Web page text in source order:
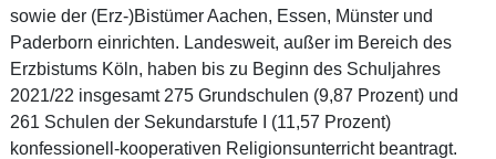
sowie der (Erz-)Bistümer Aachen, Essen, Münster und
Paderborn einrichten. Landesweit, außer im Bereich des
Erzbistums Köln, haben bis zu Beginn des Schuljahres
2021/22 insgesamt 275 Grundschulen (9,87 Prozent) und
261 Schulen der Sekundarstufe I (11,57 Prozent)
konfessionell-kooperativen Religionsunterricht beantragt.